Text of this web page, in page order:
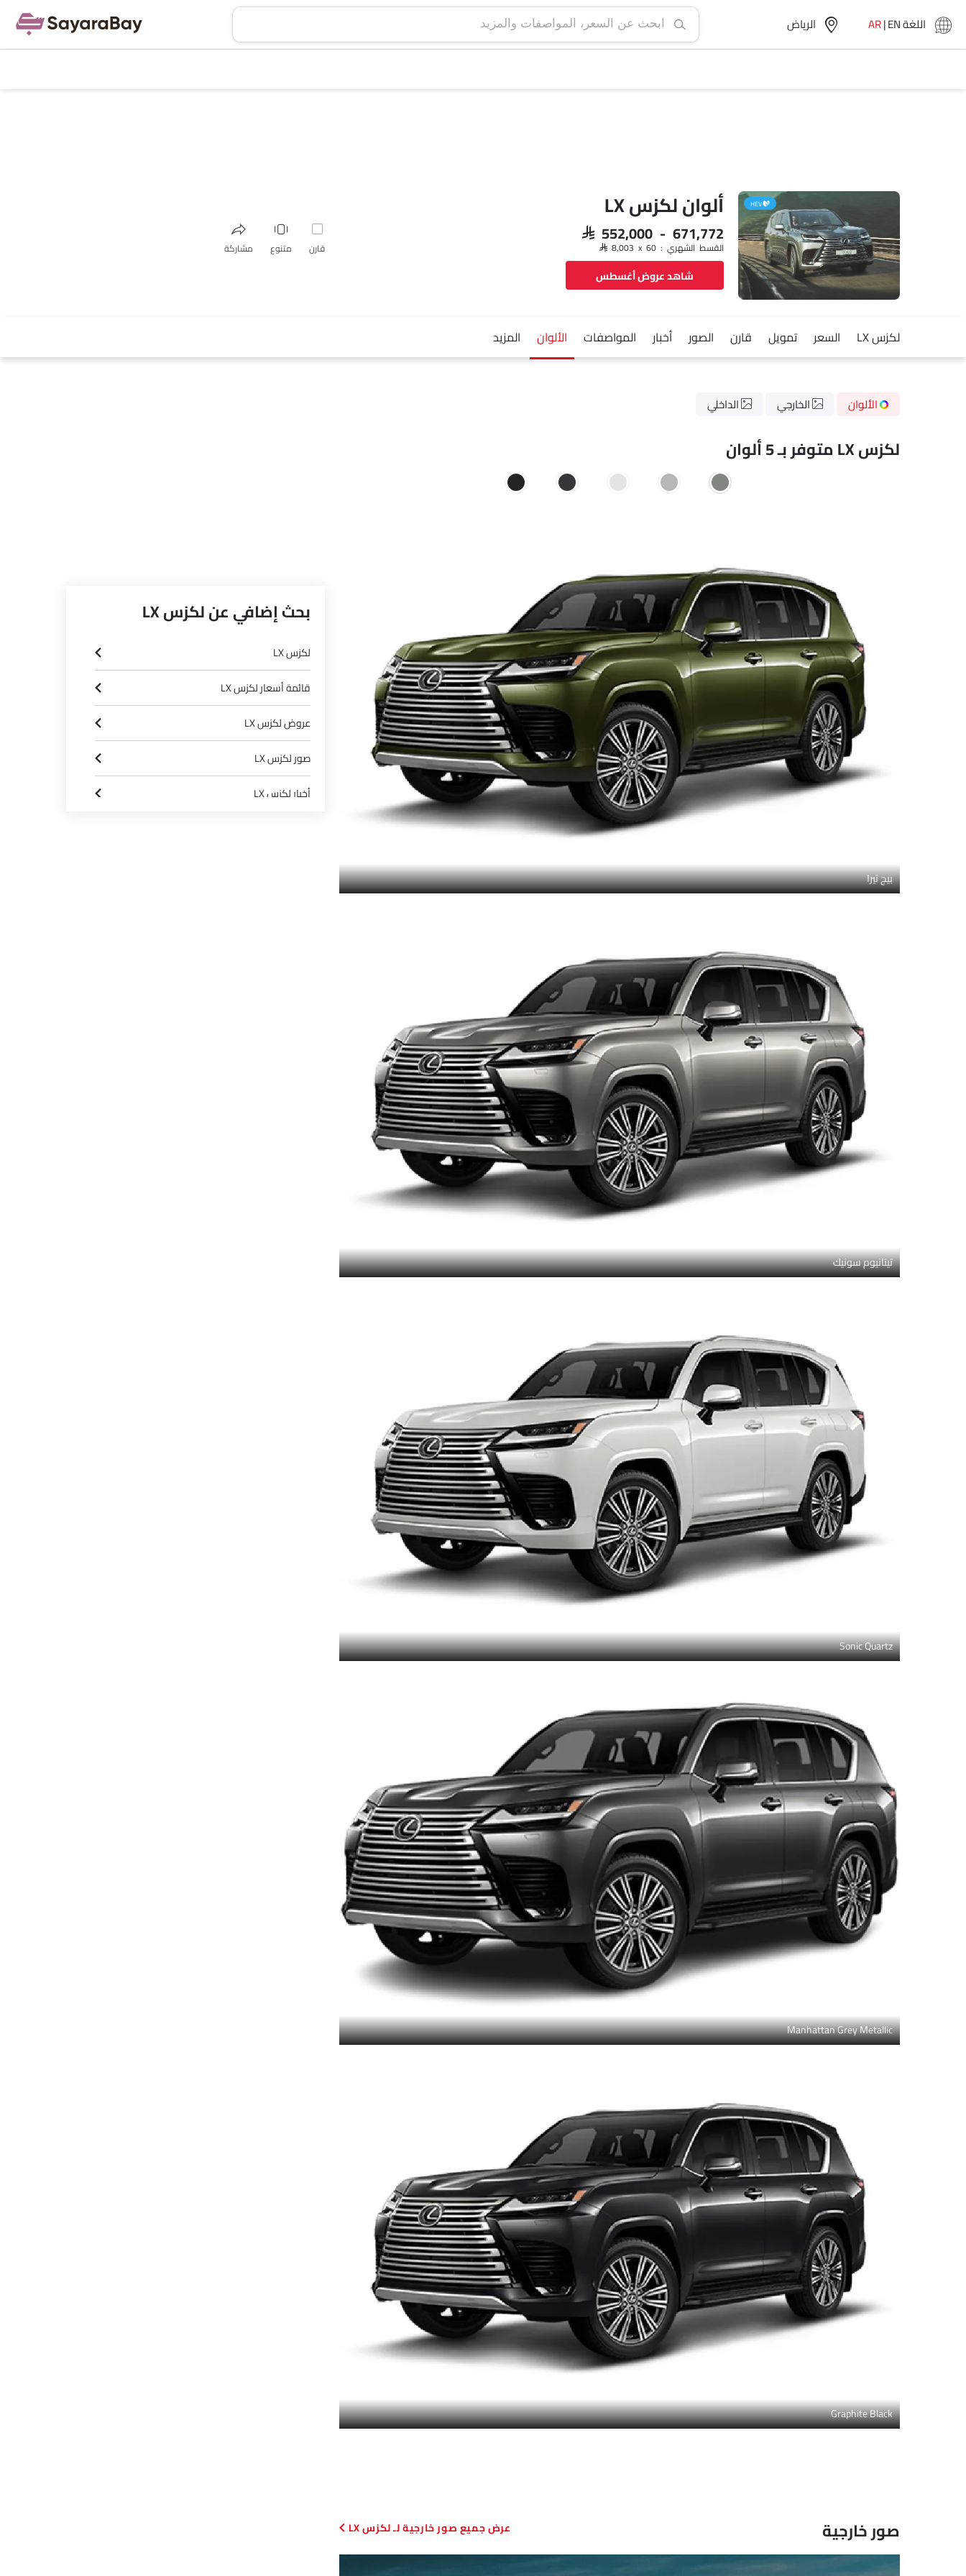
الرياض‎ اللغةEN
|
AR
HEV ألوان لكزس LX
SAR 552,000 - 671,772
القسط الشهري : SAR 8,003 x 60
شاهد عروض أغسطس
قارن متنوع مشاركة
لكزس LX السعر تمويل قارن الصور أخبار المواصفات الألوان المزيد
الألوان الخارجي الداخلي
لكزس LX متوفر بـ 5 ألوان
بيج تيرا
تيتانيوم سونيك
Sonic Quartz
Manhattan Grey Metallic
Graphite Black
صور خارجية صور خارجية لـ لكزس LX
بحث إضافي عن لكزس LX
لكزس LX
قائمة أسعار لكزس LX
عروض لكزس LX
صور لكزس LX
أخبار لكزس LX